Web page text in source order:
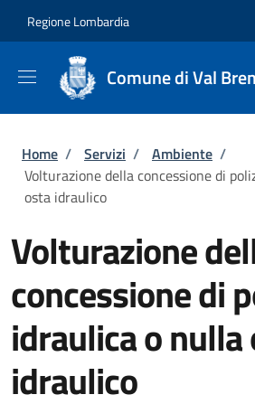
Regione Lombardia
Comune di Val
Briciole di pane
Home / Servizi / Ambiente /
Volturazione della concessione di
osta idraulico
Volturazione
concessione di
idraulica o nulla
idraulico